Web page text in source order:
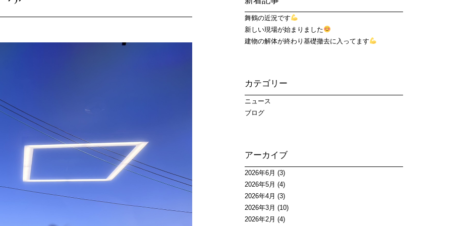
舞鶴の近況です
新しい現場が始まりました
建物の解体が終わり基礎撤去に入ってます
カテゴリー
ニュース
ブログ
アーカイブ
2026年6月 (3)
2026年5月 (4)
2026年4月 (3)
2026年3月 (10)
2026年2月 (4)